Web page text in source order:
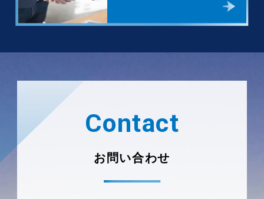
Contact
お問い合わせ